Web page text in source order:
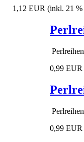
1,12 EUR (inkl. 21
0,99 EUR
0,99 EUR